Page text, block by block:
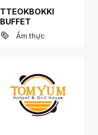
TTEOKBOKKI
BUFFET
Ẩm thực